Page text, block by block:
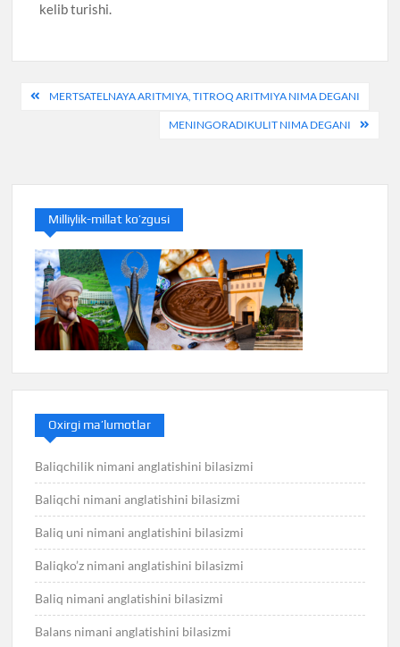
kelib turishi.
PostMERTSATELNAYA ARITMIYA, TITROQ ARITMIYA NIMA DEGANI
MENINGORADIKULIT NIMA DEGANI
Milliylik-millat ko’zgusi
Oxirgi ma’lumotlar
Baliqchilik nimani anglatishini bilasizmi
Baliqchi nimani anglatishini bilasizmi
Baliq uni nimani anglatishini bilasizmi
Baliqko’z nimani anglatishini bilasizmi
Baliq nimani anglatishini bilasizmi
Balans nimani anglatishini bilasizmi